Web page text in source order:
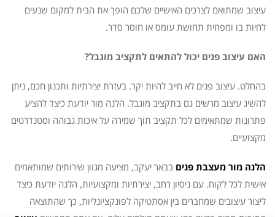
עיצוב שמתואם לצרכים האישיים שלכם הופך את הבית למקום שנעים
לחיות בו ומפחית תחושת עומס או חוסר סדר.
האם עיצוב פנים יכול להתאים לתקציב מוגבל?
בהחלט. עיצוב פנים לא חייב להיות יקר. בעזרת יצירתיות ותכנון חכם, ניתן
להשיג עיצוב מרשים גם בתקציב מוגבל. הלנה מור יודעת כיצד להציע
פתרונות שמתאימים לכל תקציב תוך שמירה על איכות גבוהה וסטנדרטים
מקצועיים.
הלנה מור מעצבת פנים בבאר יעקב, מציעה מגוון שירותים שמותאמים
אישית לכל לקוח. עם ניסיון רחב, יצירתיות ומקצועיות, הלנה יודעת כיצד
ליצור עיצובים שמחברים בין אסתטיקה לפונקציונליות, כך שהתוצאה